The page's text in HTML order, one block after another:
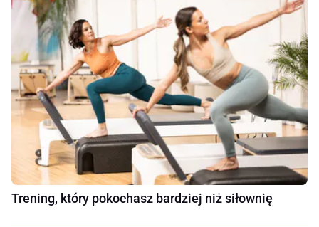
Trening, który pokochasz bardziej niż siłownię